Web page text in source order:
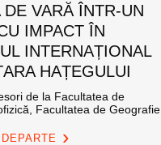
DE VARĂ ÎNTR-UN
IMPACT ÎN
INTERNAȚIONAL
HAȚEGULUI
de la Facultatea de
Facultatea de Geografie